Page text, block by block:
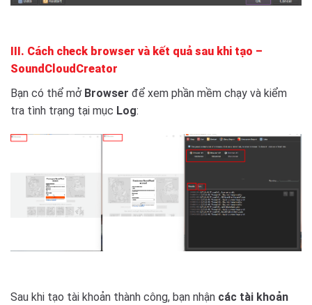
III. Cách check browser và kết quả sau khi tạo –
SoundCloudCreator
Bạn có thể mở Browser để xem phần mềm chạy và kiểm
tra tình trạng tại mục Log:
Sau khi tạo tài khoản thành công, bạn nhận các tài khoản